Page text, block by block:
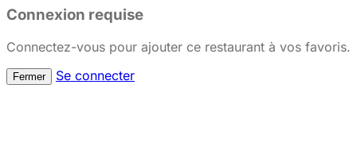
Connexion requise
Connectez-vous pour ajouter ce restaurant à vos favoris.
Fermer Se connecter